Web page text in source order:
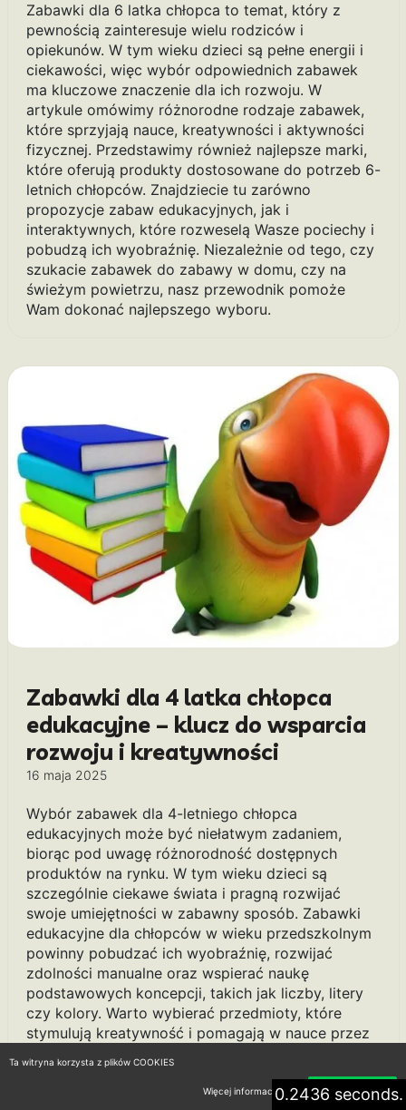
Zabawki dla 6 latka chłopca to temat, który z
pewnością zainteresuje wielu rodziców i
opiekunów. W tym wieku dzieci są pełne energii i
ciekawości, więc wybór odpowiednich zabawek
ma kluczowe znaczenie dla ich rozwoju. W
artykule omówimy różnorodne rodzaje zabawek,
które sprzyjają nauce, kreatywności i aktywności
fizycznej. Przedstawimy również najlepsze marki,
które oferują produkty dostosowane do potrzeb 6-
letnich chłopców. Znajdziecie tu zarówno
propozycje zabaw edukacyjnych, jak i
interaktywnych, które rozweselą Wasze pociechy i
pobudzą ich wyobraźnię. Niezależnie od tego, czy
szukacie zabawek do zabawy w domu, czy na
świeżym powietrzu, nasz przewodnik pomoże
Wam dokonać najlepszego wyboru.
Zabawki dla 4 latka chłopca
edukacyjne – klucz do wsparcia
rozwoju i kreatywności
16 maja 2025
Wybór zabawek dla 4-letniego chłopca
edukacyjnych może być niełatwym zadaniem,
biorąc pod uwagę różnorodność dostępnych
produktów na rynku. W tym wieku dzieci są
szczególnie ciekawe świata i pragną rozwijać
swoje umiejętności w zabawny sposób. Zabawki
edukacyjne dla chłopców w wieku przedszkolnym
powinny pobudzać ich wyobraźnię, rozwijać
zdolności manualne oraz wspierać naukę
podstawowych koncepcji, takich jak liczby, litery
czy kolory. Warto wybierać przedmioty, które
stymulują kreatywność i pomagają w nauce przez
opcje zabawek edukacyjnych, które spełnią
oczekiwania zarówno rodziców, jak i ich małych
0.2436 seconds.
Ta witryna korzysta z plików COOKIES
Więcej informacji Akceptuję